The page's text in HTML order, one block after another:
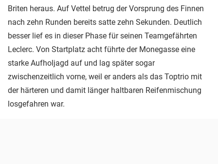
Briten heraus. Auf Vettel betrug der Vorsprung des Finnen
nach zehn Runden bereits satte zehn Sekunden. Deutlich
besser lief es in dieser Phase für seinen Teamgefährten
Leclerc. Von Startplatz acht führte der Monegasse eine
starke Aufholjagd auf und lag später sogar
zwischenzeitlich vorne, weil er anders als das Toptrio mit
der härteren und damit länger haltbaren Reifenmischung
losgefahren war.